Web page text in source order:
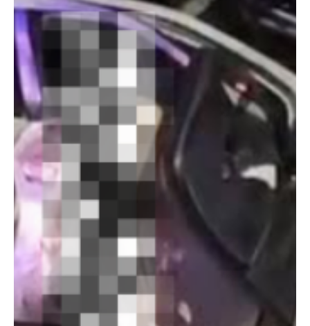
12 dic 2025
Judicial
Ministro de Defensa advierte bombardeos y
anuncia recompensas millonarias tras ataques